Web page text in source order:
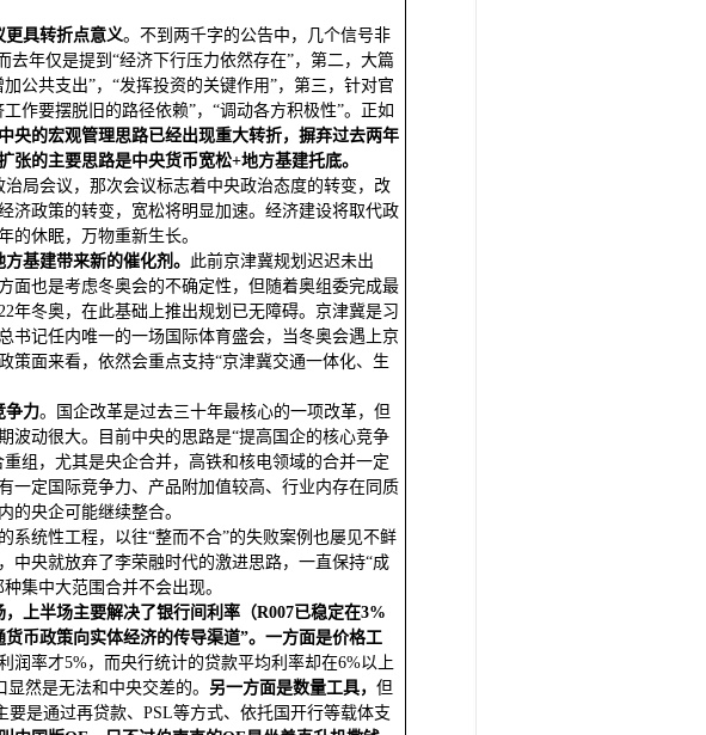
更具转折点意义。不到两千字的公告中，几个信号非
去年仅是提到“经济下行压力依然存在”，第二，大篇
公共支出”，“发挥投资的关键作用”，第三，针对官
作要摆脱旧的路径依赖”，“调动各方积极性”。正如
央的宏观管理思路已经出现重大转折，摒弃过去两年
张的主要思路是中央货币宽松+地方基建托底。
局会议，那次会议标志着中央政治态度的转变，改
济政策的转变，宽松将明显加速。经济建设将取代政
的休眠，万物重新生长。
基建带来新的催化剂。 此前京津冀规划迟迟未出
面也是考虑冬奥会的不确定性，但随着奥组委完成最
年冬奥，在此基础上推出规划已无障碍。京津冀是习
书记任内唯一的一场国际体育盛会，当冬奥会遇上京
策面来看，依然会重点支持“京津冀交通一体化、生
争力。国企改革是过去三十年最核心的一项改革，但
波动很大。目前中央的思路是“提高国企的核心竞争
组，尤其是央企合并，高铁和核电领域的合并一定
一定国际竞争力、产品附加值较高、行业内存在同质
的央企可能继续整合。
系统性工程，以往“整而不合”的失败案例也屡见不鲜
中央就放弃了李荣融时代的激进思路，一直保持“成
集中大范围合并不会出现。
上半场主要解决了银行间利率（R007已稳定在3%
币政策向实体经济的传导渠道”。一方面是价格工
润率才5%，而央行统计的贷款平均利率却在6%以上
显然是无法和中央交差的。 另一方面是数量工具， 但
要是通过再贷款、PSL等方式、依托国开行等载体支